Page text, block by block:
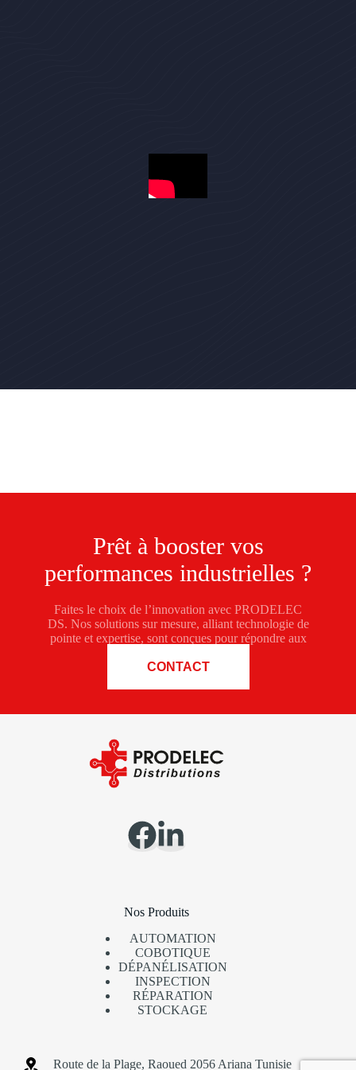
Prêt à booster vos
performances industrielles ?
Faites le choix de l’innovation avec PRODELEC
DS. Nos solutions sur mesure, alliant technologie de
pointe et expertise, sont conçues pour répondre aux
CONTACT
Nos Produits
AUTOMATION
COBOTIQUE
DÉPANÉLISATION
INSPECTION
RÉPARATION
STOCKAGE
Route de la Plage, Raoued 2056 Ariana Tunisie